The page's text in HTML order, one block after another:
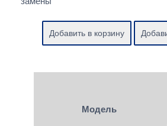
Модель